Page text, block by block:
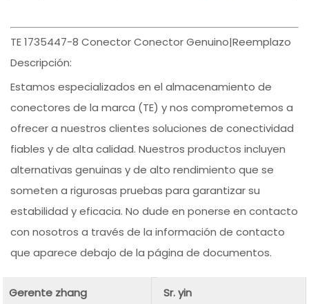
TE 1735447-8 Conector Conector Genuino|Reemplazo
Descripción:
Estamos especializados en el almacenamiento de
conectores de la marca (TE) y nos comprometemos a
ofrecer a nuestros clientes soluciones de conectividad
fiables y de alta calidad. Nuestros productos incluyen
alternativas genuinas y de alto rendimiento que se
someten a rigurosas pruebas para garantizar su
estabilidad y eficacia. No dude en ponerse en contacto
con nosotros a través de la información de contacto
que aparece debajo de la página de documentos.
Gerente zhang
Sr. yin